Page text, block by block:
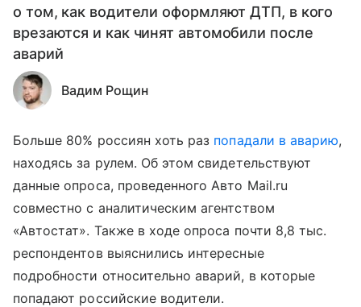
о том, как водители оформляют ДТП, в кого
врезаются и как чинят автомобили после
аварий
Вадим Рощин
Больше 80% россиян хоть раз попадали в аварию,
находясь за рулем. Об этом свидетельствуют
данные опроса, проведенного Авто Mail.ru
совместно с аналитическим агентством
«Автостат». Также в ходе опроса почти 8,8 тыс.
респондентов выяснились интересные
подробности относительно аварий, в которые
попадают российские водители.